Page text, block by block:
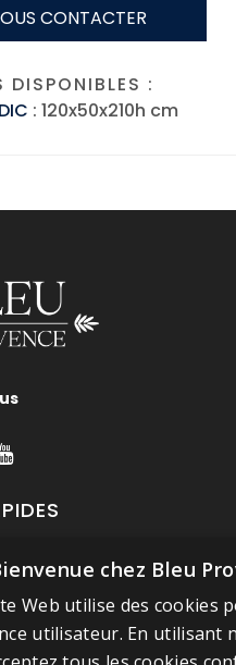
CONTACTER
DISPONIBLES :
: 120x50x210h cm
de Bleu Provence
légales
de vente
chez Bleu
Web utilise des cookies
utilisateur. En utilisant